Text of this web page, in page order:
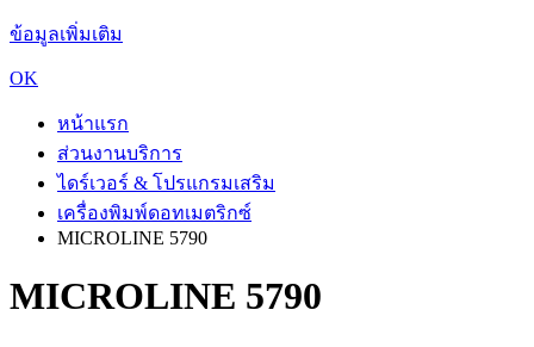
ข้อมูลเพิ่มเติม
OK
หน้าแรก
ส่วนงานบริการ
ไดร์เวอร์ & โปรแกรมเสริม
เครื่องพิมพ์ดอทเมตริกซ์
MICROLINE 5790
MICROLINE 5790